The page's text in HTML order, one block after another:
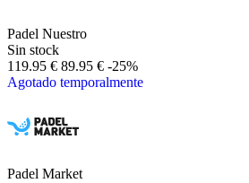
Padel Nuestro
Sin stock
119.95 € 89.95 € -25%
Agotado temporalmente
Padel Market